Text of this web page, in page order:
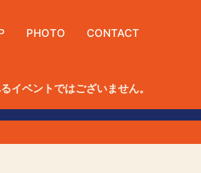
PHOTO CONTACT
イベントではございません。